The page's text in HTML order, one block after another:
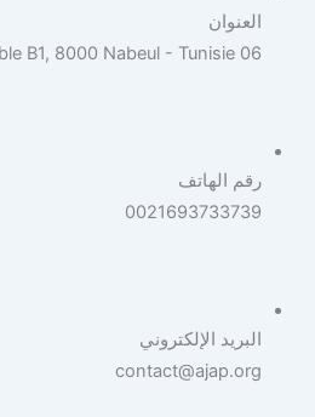
العنوان
06 Rue Ibn Khaldoun Immeuble B1, 8000 Nabeul - Tunisie
رقم الهاتف
0021693733739
البريد الإلكتروني
contact@ajap.org